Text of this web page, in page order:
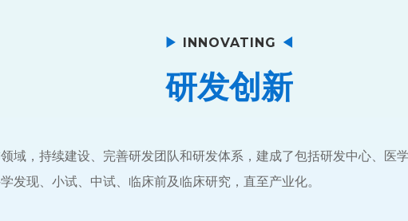
▶ INNOVATING ◀
研发创新
域，持续建设、完善研发团队和研发体系，建成了包括研发中心、医
发现、小试、中试、临床前及临床研究，直至产业化。